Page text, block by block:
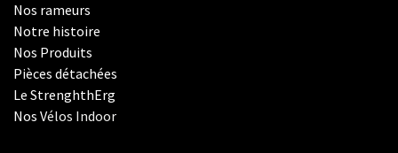
Nos rameurs
Notre histoire
Nos Produits
Pièces détachées
Le StrenghthErg
Nos Vélos Indoor